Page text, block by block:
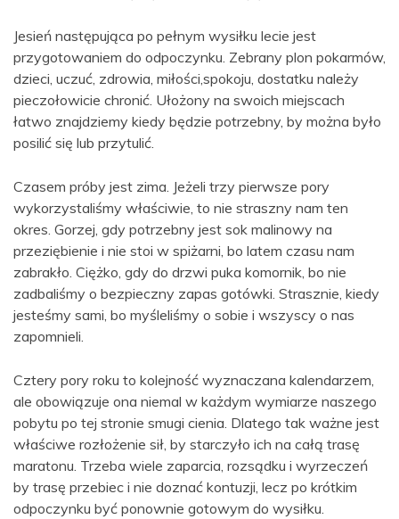
Jesień następująca po pełnym wysiłku lecie jest
przygotowaniem do odpoczynku. Zebrany plon pokarmów,
dzieci, uczuć, zdrowia, miłości,spokoju, dostatku należy
pieczołowicie chronić. Ułożony na swoich miejscach
łatwo znajdziemy kiedy będzie potrzebny, by można było
posilić się lub przytulić.
Czasem próby jest zima. Jeżeli trzy pierwsze pory
wykorzystaliśmy właściwie, to nie straszny nam ten
okres. Gorzej, gdy potrzebny jest sok malinowy na
przeziębienie i nie stoi w spiżarni, bo latem czasu nam
zabrakło. Ciężko, gdy do drzwi puka komornik, bo nie
zadbaliśmy o bezpieczny zapas gotówki. Strasznie, kiedy
jesteśmy sami, bo myśleliśmy o sobie i wszyscy o nas
zapomnieli.
Cztery pory roku to kolejność wyznaczana kalendarzem,
ale obowiązuje ona niemal w każdym wymiarze naszego
pobytu po tej stronie smugi cienia. Dlatego tak ważne jest
właściwe rozłożenie sił, by starczyło ich na całą trasę
maratonu. Trzeba wiele zaparcia, rozsądku i wyrzeczeń
by trasę przebiec i nie doznać kontuzji, lecz po krótkim
odpoczynku być ponownie gotowym do wysiłku.